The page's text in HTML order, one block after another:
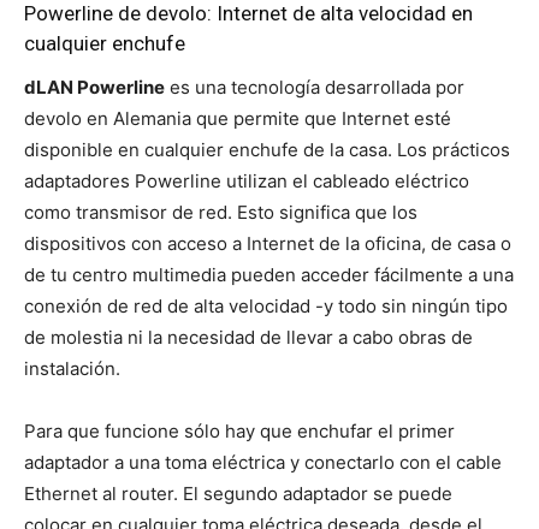
Powerline de devolo: Internet de alta velocidad en
cualquier enchufe
dLAN Powerline es una tecnología desarrollada por
devolo en Alemania que permite que Internet esté
disponible en cualquier enchufe de la casa. Los prácticos
adaptadores Powerline utilizan el cableado eléctrico
como transmisor de red. Esto significa que los
dispositivos con acceso a Internet de la oficina, de casa o
de tu centro multimedia pueden acceder fácilmente a una
conexión de red de alta velocidad -y todo sin ningún tipo
de molestia ni la necesidad de llevar a cabo obras de
instalación.
Para que funcione sólo hay que enchufar el primer
adaptador a una toma eléctrica y conectarlo con el cable
Ethernet al router. El segundo adaptador se puede